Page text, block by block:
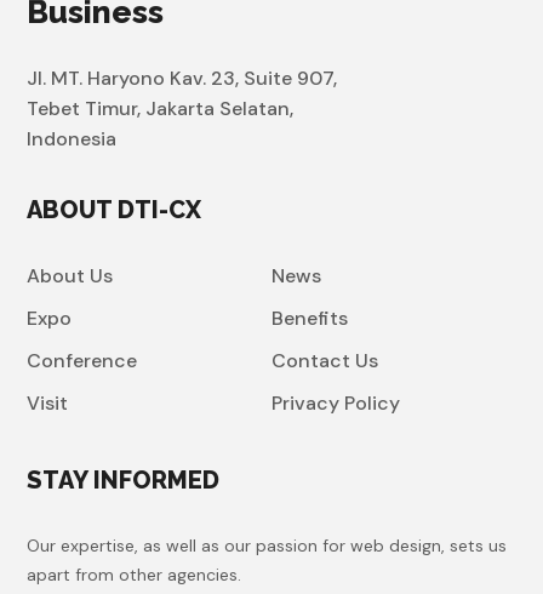
Business
Jl. MT. Haryono Kav. 23, Suite 907,
Tebet Timur, Jakarta Selatan,
Indonesia
ABOUT DTI-CX
About Us
Expo
Conference
Visit
News
Benefits
Contact Us
Privacy Policy
STAY INFORMED
Our expertise, as well as our passion for web design, sets us
apart from other agencies.